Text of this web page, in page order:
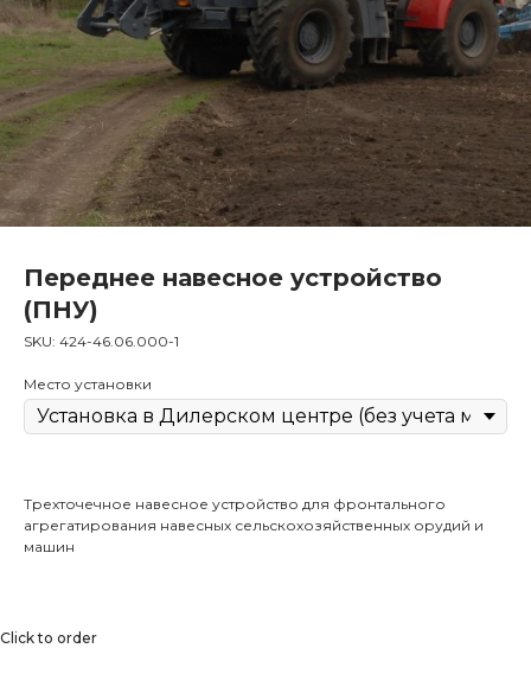
Переднее навесное устройство
(ПНУ)
SKU: 424-46.06.000-1
Место установки
Трехточечное навесное устройство для фронтального
агрегатирования навесных сельскохозяйственных орудий и
машин
Click to order